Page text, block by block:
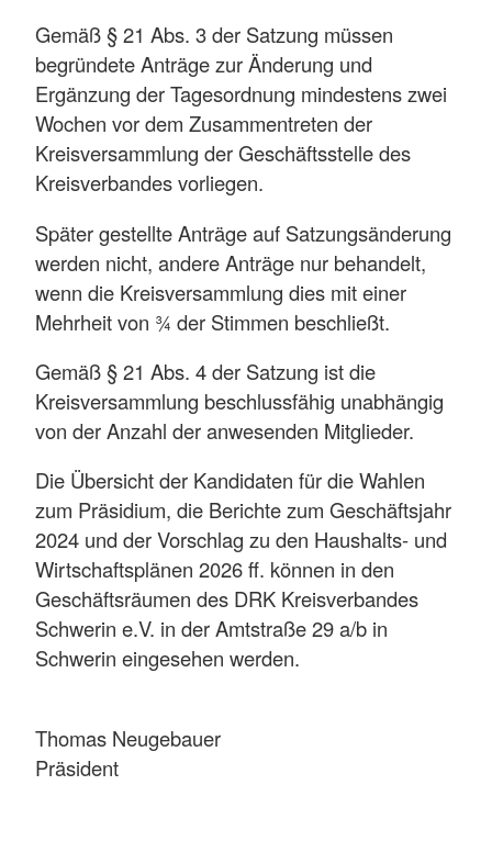
Gemäß § 21 Abs. 3 der Satzung müssen
begründete Anträge zur Änderung und
Ergänzung der Tagesordnung mindestens zwei
Wochen vor dem Zusammentreten der
Kreisversammlung der Geschäftsstelle des
Kreisverbandes vorliegen.
Später gestellte Anträge auf Satzungsänderung
werden nicht, andere Anträge nur behandelt,
wenn die Kreisversammlung dies mit einer
Mehrheit von ¾ der Stimmen beschließt.
Gemäß § 21 Abs. 4 der Satzung ist die
Kreisversammlung beschlussfähig unabhängig
von der Anzahl der anwesenden Mitglieder.
Die Übersicht der Kandidaten für die Wahlen
zum Präsidium, die Berichte zum Geschäftsjahr
2024 und der Vorschlag zu den Haushalts- und
Wirtschaftsplänen 2026 ff. können in den
Geschäftsräumen des DRK Kreisverbandes
Schwerin e.V. in der Amtstraße 29 a/b in
Schwerin eingesehen werden.
Thomas Neugebauer
Präsident